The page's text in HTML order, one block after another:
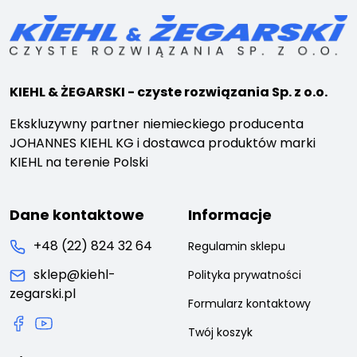
KIEHL & ŻEGARSKI - czyste rozwiązania Sp. z o.o.
Ekskluzywny partner niemieckiego producenta
JOHANNES KIEHL KG i dostawca produktów marki
KIEHL na terenie Polski
Dane kontaktowe
+48 (22) 824 32 64
sklep@kiehl-
zegarski.pl
Informacje
Regulamin sklepu
Polityka prywatności
Formularz kontaktowy
Twój koszyk